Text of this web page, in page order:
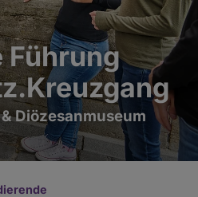
Diözesanmuseum